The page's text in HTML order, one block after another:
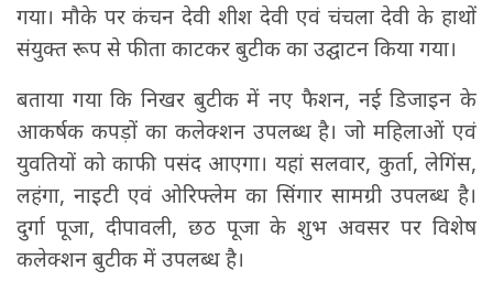
गया। मौके पर कंचन देवी शीश देवी एवं चंचला देवी के हाथों
संयुक्त रूप से फीता काटकर बुटीक का उद्घाटन किया गया।
बताया गया कि निखर बुटीक में नए फैशन, नई डिजाइन के
आकर्षक कपड़ों का कलेक्शन उपलब्ध है। जो महिलाओं एवं
युवतियों को काफी पसंद आएगा। यहां सलवार, कुर्ता, लेगिंस,
लहंगा, नाइटी एवं ओरिफ्लेम का सिंगार सामग्री उपलब्ध है।
दुर्गा पूजा, दीपावली, छठ पूजा के शुभ अवसर पर विशेष
कलेक्शन बुटीक में उपलब्ध है।